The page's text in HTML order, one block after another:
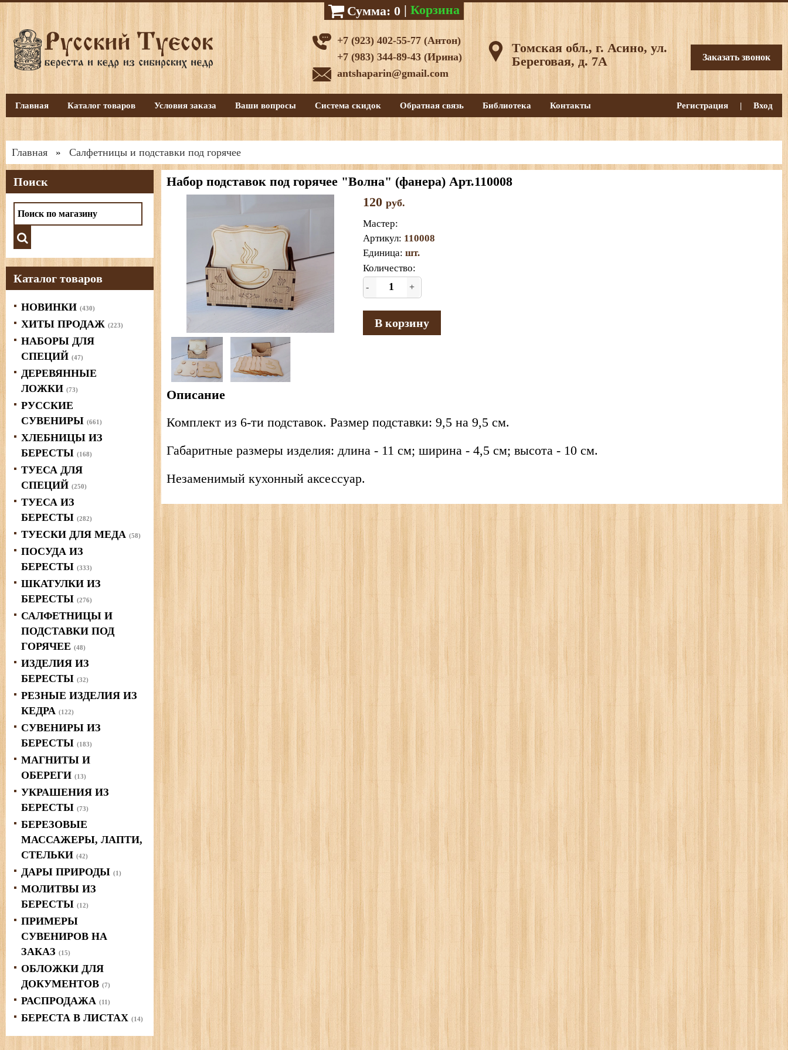
Сумма: 0 | Корзина
Главная Каталог товаров Условия заказа Ваши вопросы Система скидок Обратная связь Библиотека Контакты Регистрация | Вход
+7 (923) 402-55-77 (Антон)
+7 (983) 344-89-43 (Ирина)
antshaparin@gmail.com
Томская обл., г. Асино, ул.
Береговая, д. 7А
Заказать звонок
Главная » Салфетницы и подставки под горячее
Набор подставок под горячее "Волна" (фанера) Арт.110008
120 руб.
Мастер:
Артикул: 110008
Единица: шт.
Количество:
- +
В корзину
Описание
Комплект из 6-ти подставок. Размер подставки: 9,5 на 9,5 см.
Габаритные размеры изделия: длина - 11 см; ширина - 4,5 см; высота - 10 см.
Незаменимый кухонный аксессуар.
Поиск
Каталог товаров
НОВИНКИ (430)
ХИТЫ ПРОДАЖ (223)
НАБОРЫ ДЛЯ
СПЕЦИЙ (47)
ДЕРЕВЯННЫЕ
ЛОЖКИ (73)
РУССКИЕ
СУВЕНИРЫ (661)
ХЛЕБНИЦЫ ИЗ
БЕРЕСТЫ (168)
ТУЕСА ДЛЯ
СПЕЦИЙ (250)
ТУЕСА ИЗ
БЕРЕСТЫ (282)
ТУЕСКИ ДЛЯ МЕДА (58)
ПОСУДА ИЗ
БЕРЕСТЫ (333)
ШКАТУЛКИ ИЗ
БЕРЕСТЫ (276)
САЛФЕТНИЦЫ И
ПОДСТАВКИ ПОД
ГОРЯЧЕЕ (48)
ИЗДЕЛИЯ ИЗ
БЕРЕСТЫ (32)
РЕЗНЫЕ ИЗДЕЛИЯ ИЗ
КЕДРА (122)
СУВЕНИРЫ ИЗ
БЕРЕСТЫ (183)
МАГНИТЫ И
ОБЕРЕГИ (13)
УКРАШЕНИЯ ИЗ
БЕРЕСТЫ (73)
БЕРЕЗОВЫЕ
МАССАЖЕРЫ, ЛАПТИ,
СТЕЛЬКИ (42)
ДАРЫ ПРИРОДЫ (1)
МОЛИТВЫ ИЗ
БЕРЕСТЫ (12)
ПРИМЕРЫ
СУВЕНИРОВ НА
ЗАКАЗ (15)
ОБЛОЖКИ ДЛЯ
ДОКУМЕНТОВ (7)
РАСПРОДАЖА (11)
БЕРЕСТА В ЛИСТАХ (14)